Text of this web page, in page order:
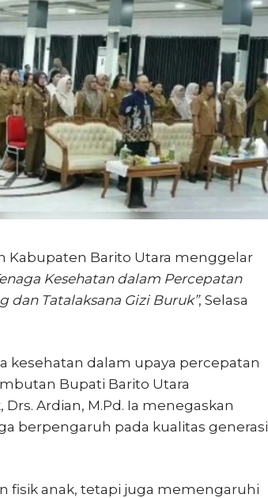
Kabupaten Barito Utara menggelar
Kesehatan dalam Percepatan
dan Tatalaksana Gizi Buruk”, Selasa
kesehatan dalam upaya percepatan
Bupati Barito Utara
Ardian, M.Pd. Ia menegaskan
berpengaruh pada kualitas generasi
fisik anak, tetapi juga memengaruhi